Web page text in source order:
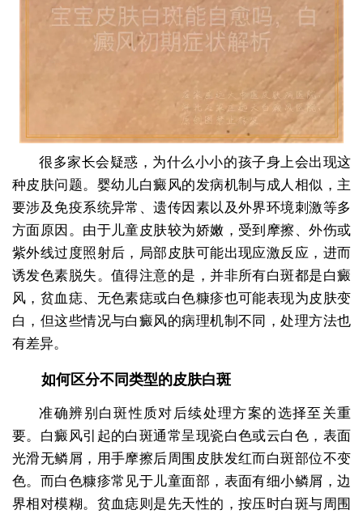
很多家长会疑惑，为什么小小的孩子身上会出现这
种皮肤问题。婴幼儿白癜风的发病机制与成人相似，主
要涉及免疫系统异常、遗传因素以及外界环境刺激等多
方面原因。由于儿童皮肤较为娇嫩，受到摩擦、外伤或
紫外线过度照射后，局部皮肤可能出现应激反应，进而
诱发色素脱失。值得注意的是，并非所有白斑都是白癜
风，贫血痣、无色素痣或白色糠疹也可能表现为皮肤变
白，但这些情况与白癜风的病理机制不同，处理方法也
有差异。
如何区分不同类型的皮肤白斑
准确辨别白斑性质对后续处理方案的选择至关重
要。白癜风引起的白斑通常呈现瓷白色或云白色，表面
光滑无鳞屑，用手摩擦后周围皮肤发红而白斑部位不变
色。而白色糠疹常见于儿童面部，表面有细小鳞屑，边
界相对模糊。贫血痣则是先天性的，按压时白斑与周围